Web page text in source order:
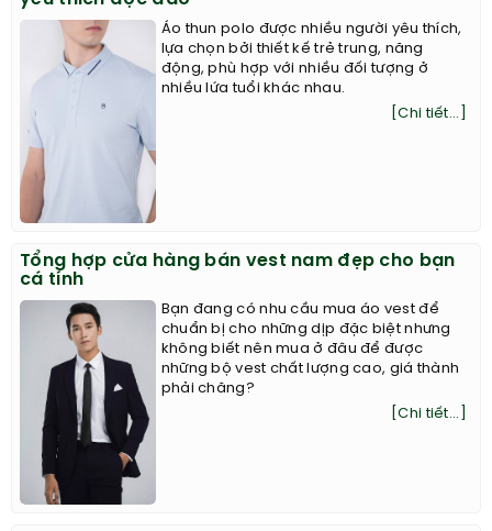
Áo thun polo được nhiều người yêu thích,
lựa chọn bởi thiết kế trẻ trung, năng
động, phù hợp với nhiều đối tượng ở
nhiều lứa tuổi khác nhau.
[Chi tiết...]
Tổng hợp cửa hàng bán vest nam đẹp cho bạn
cá tính
Bạn đang có nhu cầu mua áo vest để
chuẩn bị cho những dịp đặc biệt nhưng
không biết nên mua ở đâu để được
những bộ vest chất lượng cao, giá thành
phải chăng?
[Chi tiết...]